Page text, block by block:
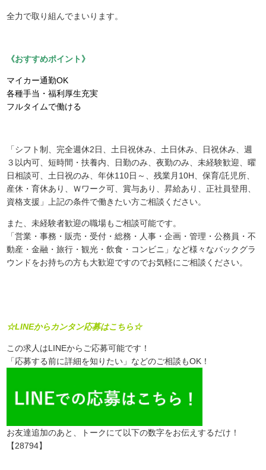
全力で取り組んでまいります。
《おすすめポイント》
マイカー通勤OK
各種手当・福利厚生充実
フルタイムで働ける
「シフト制、完全週休2日、土日祝休み、土日休み、日祝休み、週
３以内可、短時間・扶養内、日勤のみ、夜勤のみ、未経験歓迎、曜
日相談可、土日祝のみ、年休110日～、残業月10H、保育/託児所、
産休・育休あり、Ｗワーク可、賞与あり、昇給あり、正社員登用、
資格支援」上記の条件で働きたい方ご相談ください。
また、未経験者歓迎の職場もご相談可能です。
「営業・事務・販売・受付・総務・人事・企画・管理・公務員・不
動産・金融・旅行・観光・飲食・コンビニ」など様々なバックグラ
ウンドをお持ちの方も大歓迎ですのでお気軽にご相談ください。
☆LINEからカンタン応募はこちら☆
この求人はLINEからご応募可能です！
「応募する前に詳細を知りたい」などのご相談もOK！
お友達追加のあと、トークにて以下の数字をお伝えするだけ！
【28794】